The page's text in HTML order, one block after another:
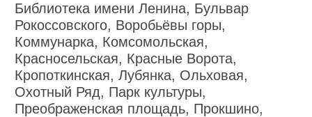
Библиотека имени Ленина, Бульвар
Рокоссовского, Воробьёвы горы,
Коммунарка, Комсомольская,
Красносельская, Красные Ворота,
Кропоткинская, Лубянка, Ольховая,
Охотный Ряд, Парк культуры,
Преображенская площадь, Прокшино,